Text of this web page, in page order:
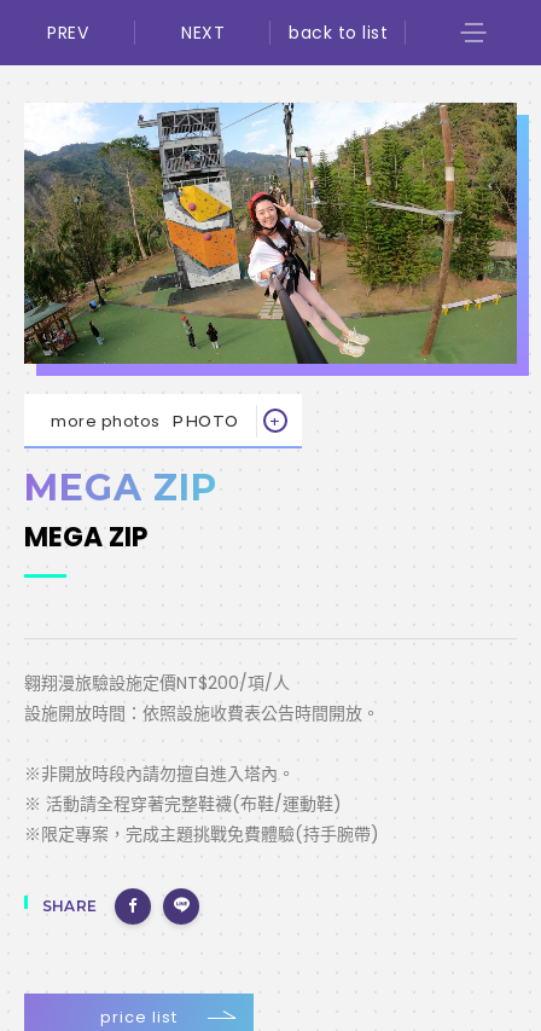
MEGA ZIP
MEGA ZIP
翱翔漫旅驗設施定價NT$200/項/人
設施開放時間：依照設施收費表公告時間開放。
※非開放時段內請勿擅自進入塔內。
※ 活動請全程穿著完整鞋襪(布鞋/運動鞋)
※限定專案，完成主題挑戰免費體驗(持手腕帶)
SHARE
price list
more photos PHOTO
PREV NEXT back to list